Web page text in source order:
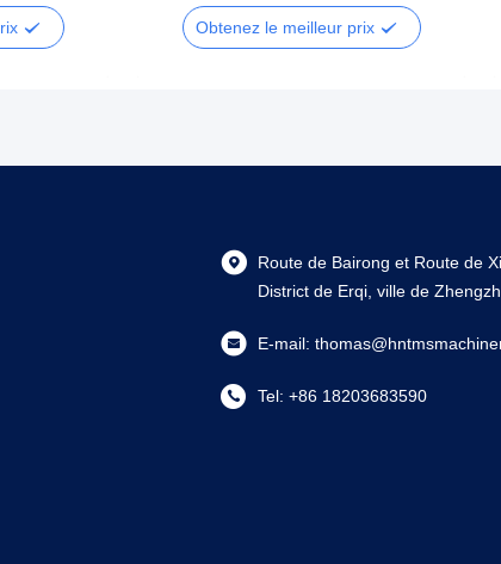
Obtenez le meilleur prix
Route de Bairong et Route de
District de Erqi, ville de
E-mail:
Tel: +86 18203683590